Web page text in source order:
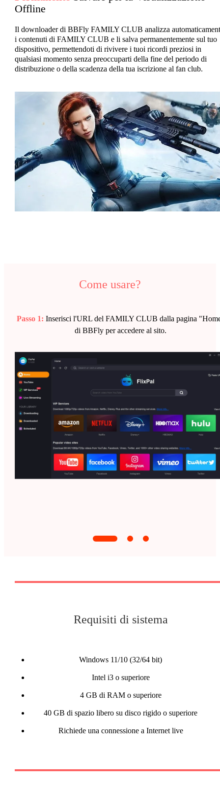
Offline
Il downloader di BBFly FAMILY CLUB analizza
i contenuti di FAMILY CLUB e li salva permanentemente sul tuo
dispositivo, permettendoti di rivivere i tuoi ricordi preziosi in
qualsiasi momento senza preoccuparti della fine del periodo di
distribuzione o della scadenza della tua iscrizione al fan club.
Come usare?
Passo 1: Inserisci l'URL del FAMILY CLUB dalla pagina
di BBFly per accedere al sito.
Requisiti di sistema
Windows 11/10 (32/64 bit)
Intel i3 o superiore
4 GB di RAM o superiore
40 GB di spazio libero su disco rigido o superiore
Richiede una connessione a Internet live